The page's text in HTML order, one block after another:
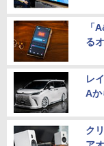
「
る
レ
Aか
ク